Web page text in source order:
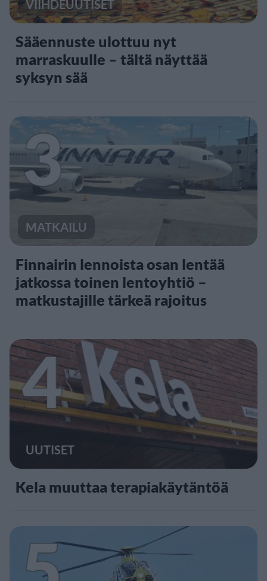
VIIHDEUUTISET
Sääennuste ulottuu nyt
marraskuulle – tältä näyttää
syksyn sää
3
MATKAILU
Finnairin lennoista osan lentää
jatkossa toinen lentoyhtiö –
matkustajille tärkeä rajoitus
4
UUTISET
Kela muuttaa terapiakäytäntöä